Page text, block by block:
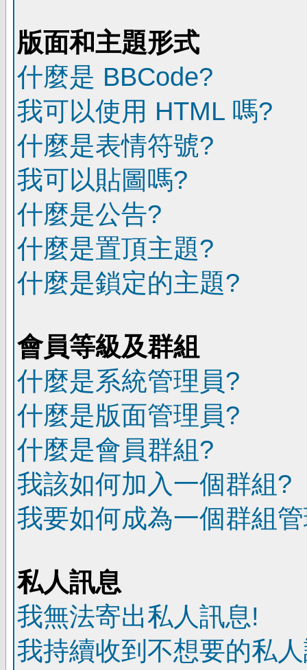
版面和主題形式
什麼是 BBCode?
我可以使用 HTML 嗎?
什麼是表情符號?
我可以貼圖嗎?
什麼是公告?
什麼是置頂主題?
什麼是鎖定的主題?
會員等級及群組
什麼是系統管理員?
什麼是版面管理員?
什麼是會員群組?
我該如何加入一個群組?
我要如何成為一個群組
私人訊息
我無法寄出私人訊息!
我持續收到不想要的私